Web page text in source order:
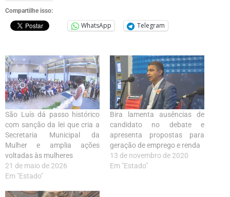
Compartilhe isso:
WhatsApp Telegram
São Luís dá passo histórico
com sanção da lei que cria a
Secretaria Municipal da
Mulher e amplia ações
voltadas às mulheres
21 de maio de 2026
Em "Estado"
Bira lamenta ausências de
candidato no debate e
apresenta propostas para
geração de emprego e renda
13 de novembro de 2020
Em "Estado"